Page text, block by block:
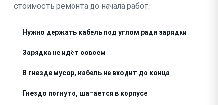
стоимость ремонта до начала работ.
Нужно держать кабель под углом ради зарядки
Зарядка не идёт совсем
В гнезде мусор, кабель не входит до конца
Гнездо погнуто, шатается в корпусе